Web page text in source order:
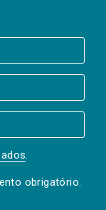
.
obrigatório.